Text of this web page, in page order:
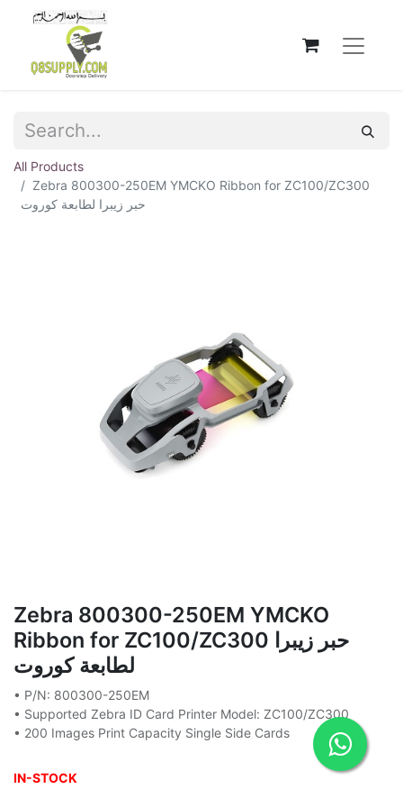
All Products
Zebra 800300-250EM YMCKO Ribbon for ZC100/ZC300
حبر زيبرا لطابعة كوروت
Zebra 800300-250EM YMCKO
Ribbon for ZC100/ZC300 حبر زيبرا
لطابعة كوروت
• P/N: 800300-250EM
• Supported Zebra ID Card Printer Model: ZC100/ZC300
• 200 Images Print Capacity Single Side Cards
IN-STOCK